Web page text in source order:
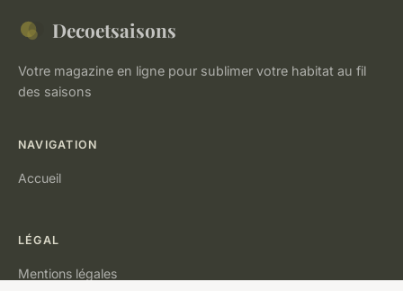
Decoetsaisons
Votre magazine en ligne pour sublimer votre habitat au fil
des saisons
NAVIGATION
Accueil
LÉGAL
Mentions légales